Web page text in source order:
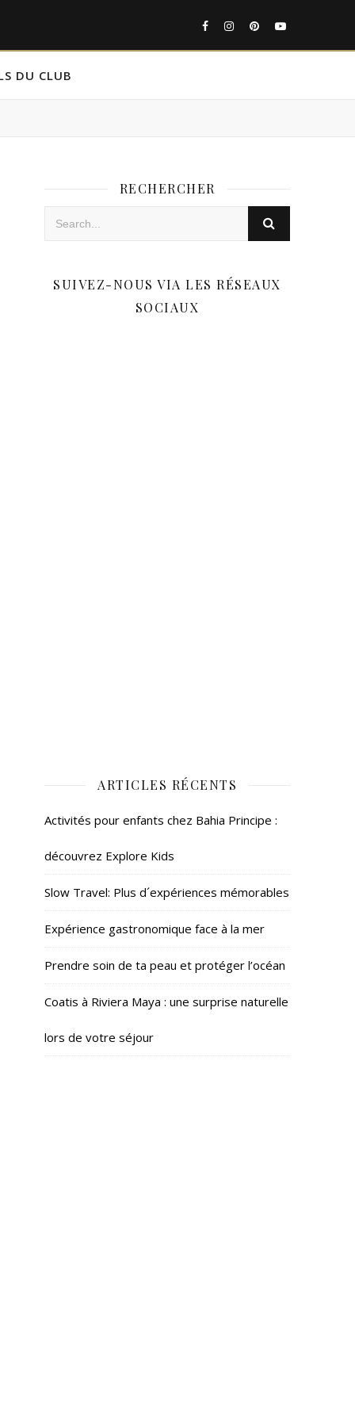
DU CLUB
RECHERCHER
SUIVEZ-NOUS VIA LES RÉSEAUX
SOCIAUX
ARTICLES RÉCENTS
Activités pour enfants chez Bahia Principe :
découvrez Explore Kids
Slow Travel: Plus d´expériences mémorables
Expérience gastronomique face à la mer
Prendre soin de ta peau et protéger l’océan
Coatis à Riviera Maya : une surprise naturelle
lors de votre séjour